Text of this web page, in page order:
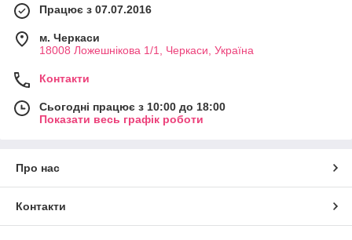
механическим воздействиям
Автохолодильники широко используются в поездках
на дальние расстояния, пикниках, кемпингах. На охоте
дальнобойных грузовиков. На торговых точках с
Працює з 07.07.2016
м. Черкаси
18008 Ложешнікова 1/1, Черкаси, Україна
Контакти
Сьогодні працює з 10:00 до 18:00
Показати весь графік роботи
Про нас
Контакти